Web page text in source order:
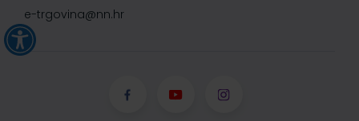
e-trgovina@nn.hr